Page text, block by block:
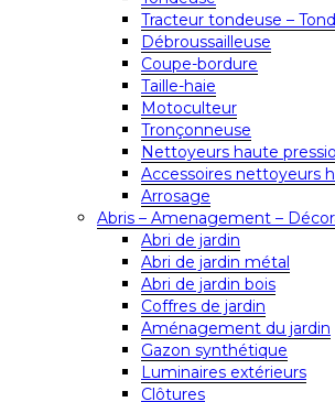
Tracteur tondeuse –
Débroussailleuse
Coupe-bordure
Taille-haie
Motoculteur
Tronçonneuse
Nettoyeurs haute
Accessoires nettoyeurs
Arrosage
Abris – Amenagement –
Abri de jardin
Abri de jardin métal
Abri de jardin bois
Coffres de jardin
Aménagement du jardin
Gazon synthétique
Luminaires extérieurs
Clôtures